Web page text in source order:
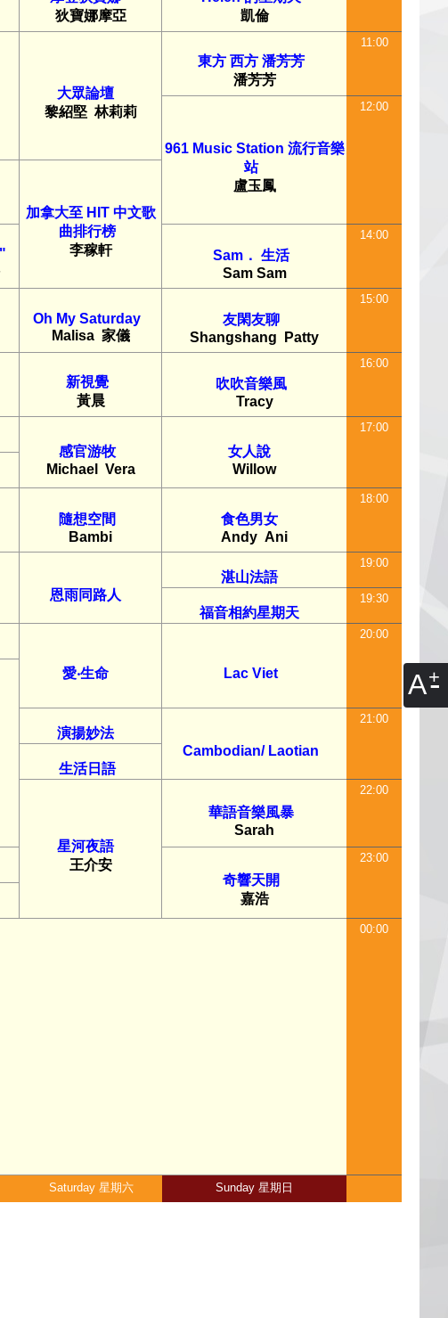
A
狄寶娜摩亞
凱倫
大眾論壇
黎紹堅 林莉莉
東方 西方 潘芳芳
潘芳芳
11:00
961 Music Station 流行音樂
站
盧玉鳳
12:00
加拿大至 HIT 中文歌
曲排行榜
李稼軒
Sam． 生活
Sam Sam
14:00
Oh My Saturday
Malisa 家儀
友閑友聊
Shangshang
Patty
15:00
新視覺
黃晨
吹吹音樂風
Tracy
16:00
感官游牧
Michael
Vera
女人說
Willow
17:00
隨想空間
Bambi
食色男女
Andy Ani
18:00
恩雨同路人
湛山法語
19:00
福音相約星期天
19:30
愛‧生命
Lac Viet
20:00
演揚妙法
Cambodian/ Laotian
21:00
生活日語
星河夜語
王介安
華語音樂風暴
Sarah
22:00
奇響天開
嘉浩
23:00
00:00
Saturday 星期六 Sunday 星期日